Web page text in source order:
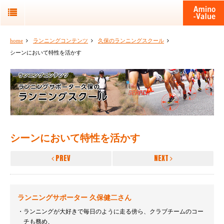
home ランニングコンテンツ
久保のランニングスクール
シーンにおいて特性を活かす
シーンにおいて特性を活かす
PREV NEXT
ランニングサポーター 久保健二さん
ランニングが大好きで毎日のように走る傍ら、クラブチームのコー
チも務め、